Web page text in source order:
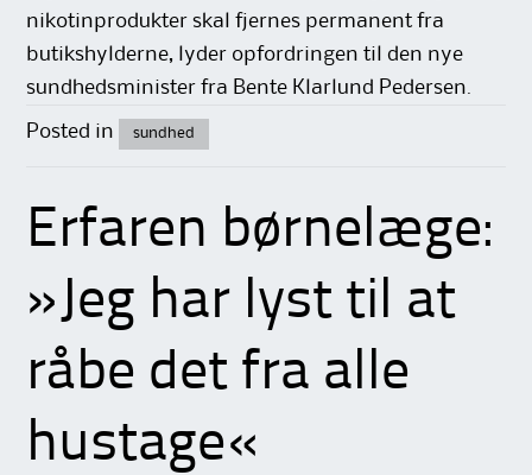
nikotinprodukter skal fjernes permanent fra
butikshylderne, lyder opfordringen til den nye
sundhedsminister fra Bente Klarlund Pedersen.
Posted in sundhed
Erfaren børnelæge:
»Jeg har lyst til at
råbe det fra alle
hustage«